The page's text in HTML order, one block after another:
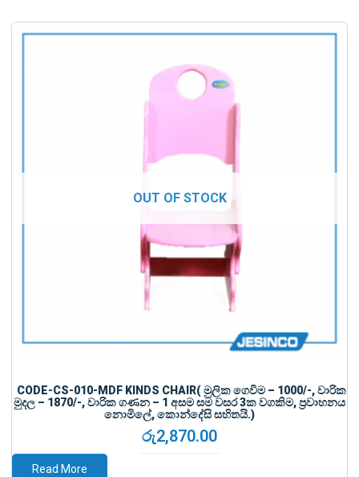
CODE-CS-010-MDF KINDS CHAIR( මුලික ගෙවිම – 1000/-, වාරික
මුදල – 1870/-, වාරික ගණන – 1 අසම සම වසර 3ක වගකිම, ප්‍රවාහනය
නොමිලේ, කොන්දේසි සහිතයි.)
රු2,870.00
Read More